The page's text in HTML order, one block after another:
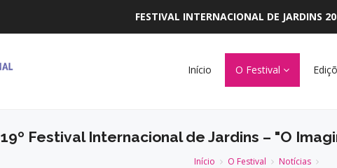
FESTIVAL INTERNACIONAL DE JARDINS
Início O Festival
19º Festival Internacional de Jardins – "O
Início O Festival Notícias